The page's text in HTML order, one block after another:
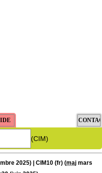
(CIM)
2025) | CIM10 (fr) (maj mars